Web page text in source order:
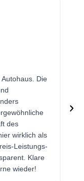
Die
des
wirklich als
Leistungs-
Klare
wieder!